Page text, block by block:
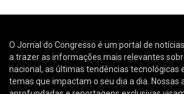
O Jornal do Congresso é um portal de
a trazer as informações mais relevantes
nacional, as últimas tendências tecnológicas
temas que impactam o seu dia a dia. Nossas